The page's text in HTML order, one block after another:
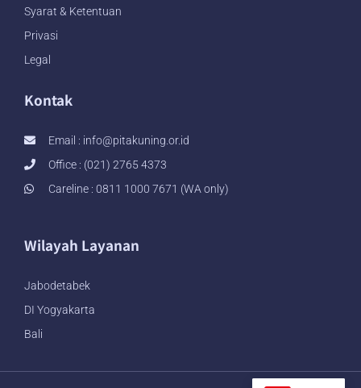
Syarat & Ketentuan
Privasi
Legal
Kontak
Email : info@pitakuning.or.id
Office : (021) 2765 4373
Careline : 0811 1000 7671 (WA only)
Wilayah Layanan
Jabodetabek
DI Yogyakarta
Bali